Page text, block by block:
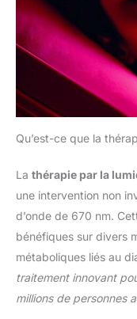
Qu’est-ce que la
La thérapie par la
une intervention non
d’onde de 670 nm.
bénéfiques sur divers
métaboliques liés au
traitement innovant
millions de personnes